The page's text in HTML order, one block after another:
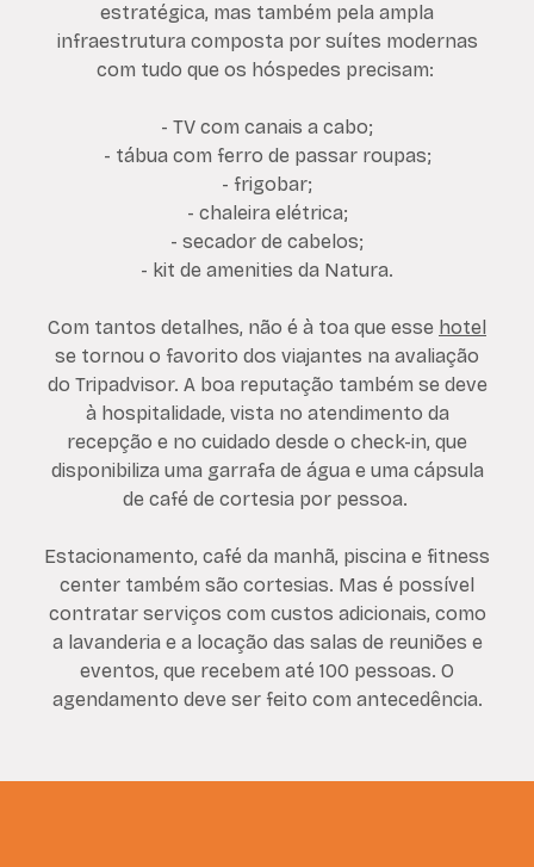
estratégica, mas também pela ampla
infraestrutura composta por suítes modernas
com tudo que os hóspedes precisam:
- TV com canais a cabo;
- tábua com ferro de passar roupas;
- frigobar;
- chaleira elétrica;
- secador de cabelos;
- kit de amenities da Natura.
Com tantos detalhes, não é à toa que esse hotel
se tornou o favorito dos viajantes na avaliação
do Tripadvisor. A boa reputação também se deve
à hospitalidade, vista no atendimento da
recepção e no cuidado desde o check-in, que
disponibiliza uma garrafa de água e uma cápsula
de café de cortesia por pessoa.
Estacionamento, café da manhã, piscina e fitness
center também são cortesias. Mas é possível
contratar serviços com custos adicionais, como
a lavanderia e a locação das salas de reuniões e
eventos, que recebem até 100 pessoas. O
agendamento deve ser feito com antecedência.